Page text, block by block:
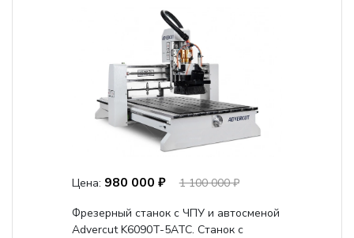
Цена: 980 000 ₽
1 100 000 ₽
Фрезерный станок с ЧПУ и автосменой
Advercut K6090T-5ATC. Станок с